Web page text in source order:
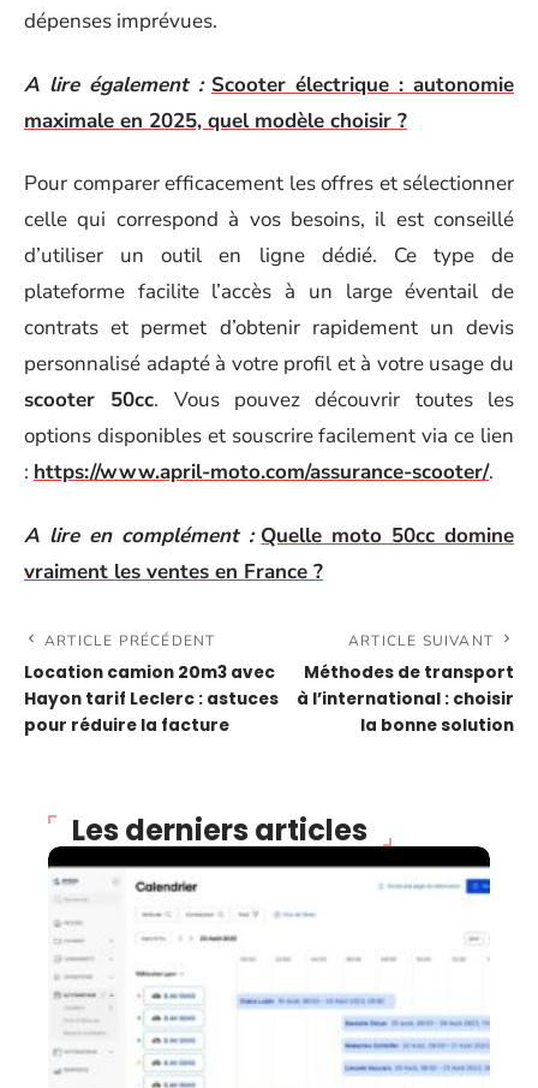
dépenses imprévues.
A lire également : Scooter électrique : autonomie
maximale en 2025, quel modèle choisir ?
Pour comparer efficacement les offres et sélectionner
celle qui correspond à vos besoins, il est conseillé
d’utiliser un outil en ligne dédié. Ce type de
plateforme facilite l’accès à un large éventail de
contrats et permet d’obtenir rapidement un devis
personnalisé adapté à votre profil et à votre usage du
scooter 50cc. Vous pouvez découvrir toutes les
options disponibles et souscrire facilement via ce lien
: https://www.april-moto.com/assurance-scooter/.
A lire en complément : Quelle moto 50cc domine
vraiment les ventes en France ?
ARTICLE PRÉCÉDENT
Location camion 20m3 avec
Hayon tarif Leclerc : astuces
pour réduire la facture
ARTICLE SUIVANT
Méthodes de transport
à l’international : choisir
la bonne solution
Les derniers articles